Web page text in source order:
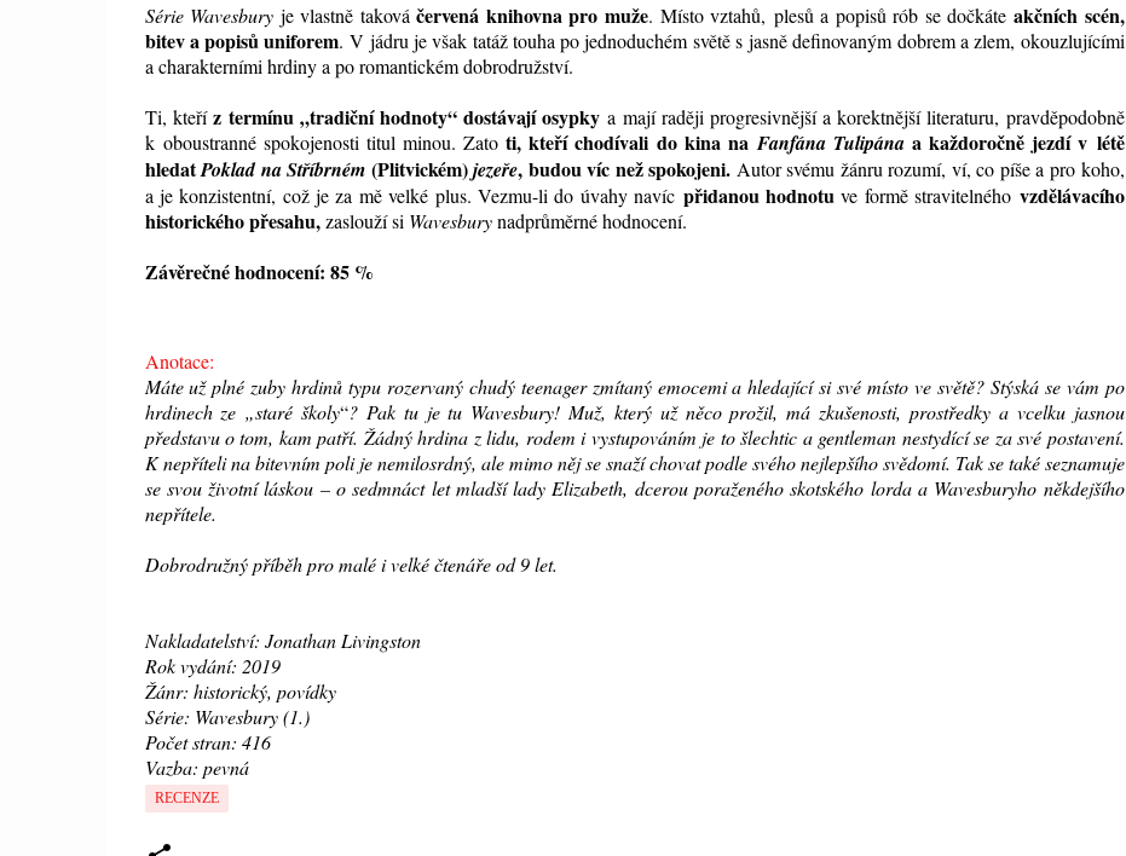
Série Wavesbury je vlastně takováčervená knihovna pro muže. Místo vztahů, plesů a popisů rób se dočkáte akčních scén,
bitev apopisůuniforem. V jádru je však tatáž touha po jednoduchém světě s jasně definovaným dobrem a zlem, okouzlujícími
a charakterními hrdiny a po romantickém dobrodružství.
Ti, kteříz termínu „tradiční hodnoty“ dostávají osypky a mají raději progresivnější a korektnější literaturu, pravděpodobně
k oboustranné spokojenosti titul minou. Zatoti, kteří chodívali do kina naFanfána Tulipánaa každoročně jezdí v létě
hledatPoklad na Stříbrném (Plitvickém)jezeře, budou víc než spokojeni. Autor svému žánru rozumí, ví, co píše a pro koho,
a je konzistentní, což je za mě velké plus. Vezmu-li do úvahy navíc přidanou hodnotu ve formě stravitelného vzdělávacího
historického přesahu,zaslouží si Wavesburynadprůměrné hodnocení.
Závěrečné hodnocení: 85 %
Anotace:
Máte už plné zuby hrdinů typu rozervaný chudý teenager zmítaný emocemi a hledající si své místo ve světě? Stýská se vám po
hrdinech ze „staré školy“? Pak tu je tu Wavesbury! Muž, který už něco prožil, má zkušenosti, prostředky a vcelku jasnou
představu o tom, kam patří. Žádný hrdina z lidu, rodem i vystupováním je to šlechtic a gentleman nestydící se za své postavení.
K nepříteli na bitevním poli je nemilosrdný, ale mimo něj se snaží chovat podle svého nejlepšího svědomí. Tak se také seznamuje
se svou životní láskou – o sedmnáct let mladší lady Elizabeth, dcerou poraženého skotského lorda a Wavesburyho někdejšího
nepřítele.
Dobrodružný příběh pro malé i velké čtenáře od 9 let.
Nakladatelství: Jonathan Livingston
Rok vydání: 2019
Žánr: historický, povídky
Série: Wavesbury (1.)
Počet stran: 416
Vazba: pevná
RECENZE